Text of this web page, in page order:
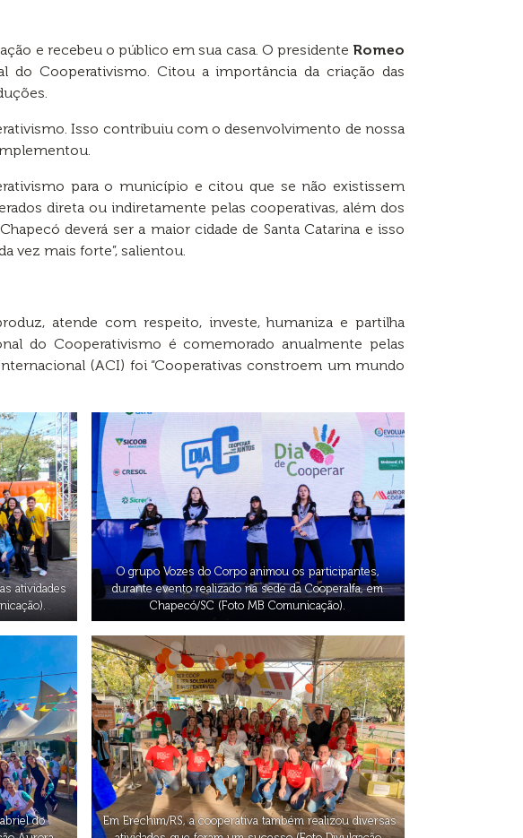
e recebeu o público em sua casa. O presidente Romeo
do Cooperativismo. Citou a importância da criação das
Isso contribuiu com o desenvolvimento de nossa
para o município e citou que se não existissem
direta ou indiretamente pelas cooperativas, além dos
deverá ser a maior cidade de Santa Catarina e isso
vez mais forte”, salientou.
atende com respeito, investe, humaniza e partilha
do Cooperativismo é comemorado anualmente pelas
(ACI) foi “Cooperativas constroem um mundo
atividades
O grupo Vozes do Corpo animou os participantes,
durante evento realizado na sede da Cooperalfa, em
Chapecó/SC (Foto MB Comunicação).
do
Em Erechim/RS, a cooperativa também realizou diversas